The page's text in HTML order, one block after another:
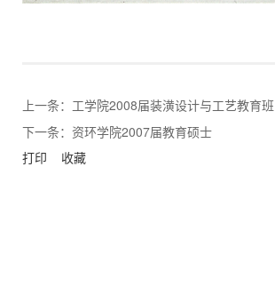
上一条： 工学院2008届装潢设计与工艺教育班
下一条：资环学院2007届教育硕士
打印 收藏